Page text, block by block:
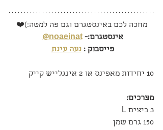
מחכה לכם באינסטגרם וגם פה למטה:)❤️
אינסטגרם:- noaeinat@
פייסבוק : נעה עינת
10 יחידות מאפינס או 2 אינגלייש קייק
מצרכים:
3 ביצים L
150 גרם שמן